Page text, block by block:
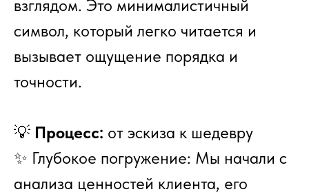
взглядом. Это минималистичный
символ, который легко читается и
вызывает ощущение порядка и
точности.
💡 Процесс: от эскиза к шедевру
✨ Глубокое погружение: Мы начали с
анализа ценностей клиента, его